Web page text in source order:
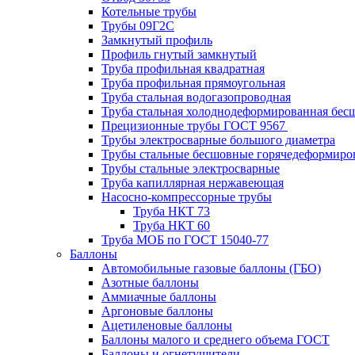
Котельные трубы
Трубы 09Г2С
Замкнутый профиль
Профиль гнутый замкнутый
Труба профильная квадратная
Труба профильная прямоугольная
Труба стальная водогазопроводная
Труба стальная холоднодеформированная
Прецизионные трубы ГОСТ 9567
Трубы электросварные большого диаметра
Трубы стальные бесшовные
Трубы стальные электросварные
Труба капиллярная нержавеющая
Насосно-компрессорные трубы
Труба НКТ 73
Труба НКТ 60
Труба МОБ по ГОСТ 15040-77
Баллоны
Автомобильные газовые баллоны (ГБО)
Азотные баллоны
Аммиачные баллоны
Аргоновые баллоны
Ацетиленовые баллоны
Баллоны малого и среднего объема ГОСТ